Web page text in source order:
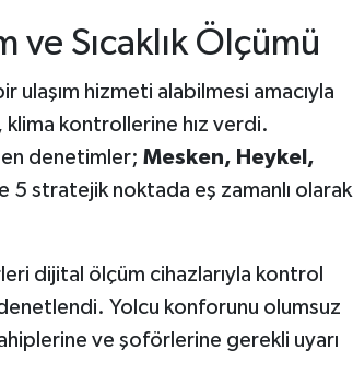
ve Sıcaklık Ölçümü
ulaşım hizmeti alabilmesi amacıyla
kontrollerine hız verdi.
denetimler; Mesken, Heykel,
5 stratejik noktada eş zamanlı olarak
dijital ölçüm cihazlarıyla kontrol
denetlendi. Yolcu konforunu olumsuz
ve şoförlerine gerekli uyarı